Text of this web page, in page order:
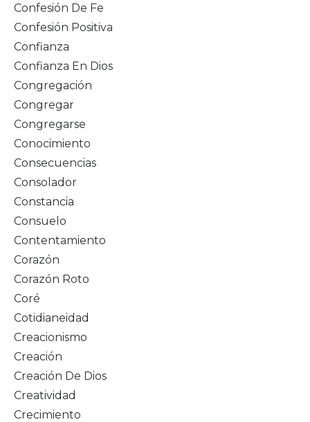
Confesión De Fe
Confesión Positiva
Confianza
Confianza En Dios
Congregación
Congregar
Congregarse
Conocimiento
Consecuencias
Consolador
Constancia
Consuelo
Contentamiento
Corazón
Corazón Roto
Coré
Cotidianeidad
Creacionismo
Creación
Creación De Dios
Creatividad
Crecimiento